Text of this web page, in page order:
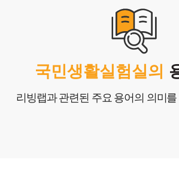
국민생활실험실의
리빙랩과 관련된 주요 용어의 의미